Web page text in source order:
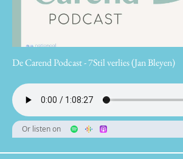
De Carend Podcast - 7Stil verlies (Jan Bleyen)
Or listen on